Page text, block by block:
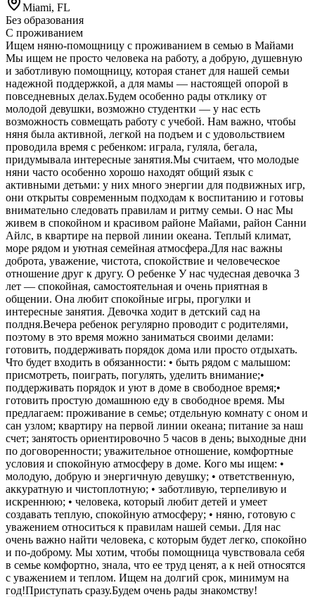
Miami, FL
Без образования
С проживанием
Ищем няню-помощницу с проживанием в семью в Майами
Мы ищем не просто человека на работу, а добрую, душевную
и заботливую помощницу, которая станет для нашей семьи
надежной поддержкой, а для мамы — настоящей опорой в
повседневных делах.Будем особенно рады отклику от
молодой девушки, возможно студентки — у нас есть
возможность совмещать работу с учебой. Нам важно, чтобы
няня была активной, легкой на подъем и с удовольствием
проводила время с ребенком: играла, гуляла, бегала,
придумывала интересные занятия.Мы считаем, что молодые
няни часто особенно хорошо находят общий язык с
активными детьми: у них много энергии для подвижных игр,
они открыты современным подходам к воспитанию и готовы
внимательно следовать правилам и ритму семьи. О нас Мы
живем в спокойном и красивом районе Майами, район Санни
Айлс, в квартире на первой линии океана. Теплый климат,
море рядом и уютная семейная атмосфера.Для нас важны
доброта, уважение, чистота, спокойствие и человеческое
отношение друг к другу. О ребенке У нас чудесная девочка 3
лет — спокойная, самостоятельная и очень приятная в
общении. Она любит спокойные игры, прогулки и
интересные занятия. Девочка ходит в детский сад на
полдня.Вечера ребенок регулярно проводит с родителями,
поэтому в это время можно заниматься своими делами:
готовить, поддерживать порядок дома или просто отдыхать.
Что будет входить в обязанности: • быть рядом с малышом:
присмотреть, поиграть, погулять, уделить внимание;•
поддерживать порядок и уют в доме в свободное время;•
готовить простую домашнюю еду в свободное время. Мы
предлагаем: проживание в семье; отдельную комнату с оном и
сан узлом; квартиру на первой линии океана; питание за наш
счет; занятость ориентировочно 5 часов в день; выходные дни
по договоренности; уважительное отношение, комфортные
условия и спокойную атмосферу в доме. Кого мы ищем: •
молодую, добрую и энергичную девушку; • ответственную,
аккуратную и чистоплотную; • заботливую, терпеливую и
искреннюю; • человека, который любит детей и умеет
создавать теплую, спокойную атмосферу; • няню, готовую с
уважением относиться к правилам нашей семьи. Для нас
очень важно найти человека, с которым будет легко, спокойно
и по-доброму. Мы хотим, чтобы помощница чувствовала себя
в семье комфортно, знала, что ее труд ценят, а к ней относятся
с уважением и теплом. Ищем на долгий срок, минимум на
год!Приступать сразу.Будем очень рады знакомству!